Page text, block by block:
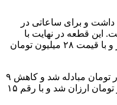
و برای ساعاتی در
داشت. این قطعه در نهایت با
کاهش ۲۰۰ هزار تومانی در کانال بالاتر و با قیمت ۲۸ میلیون تومان
سکه بهار با رقم ۲۵ میلیون و ۱۹۲ هزار تومان مبادله شد و کاهش ۹
هزار تومانی داشت. نیم‌سکه ۲۰۰ هزار تومان ارزان شد و با رقم ۱۵